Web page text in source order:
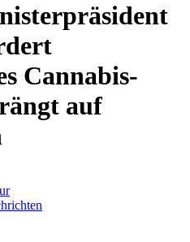
Cannabis-
auf